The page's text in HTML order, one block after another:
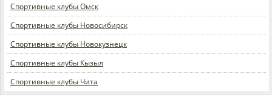
Спортивные клубы Омск
Спортивные клубы Новосибирск
Спортивные клубы Новокузнецк
Спортивные клубы Кызыл
Спортивные клубы Чита